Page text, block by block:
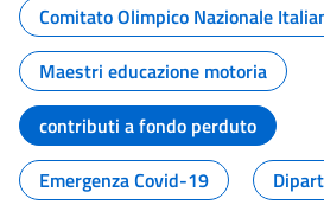
Comitato Olimpico Nazionale
Maestri educazione motoria
contributi a fondo perduto
Emergenza Covid-19